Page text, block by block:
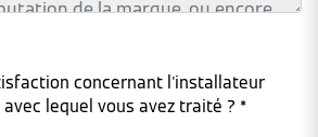
concernant l'installateur
lequel vous avez traité ? *